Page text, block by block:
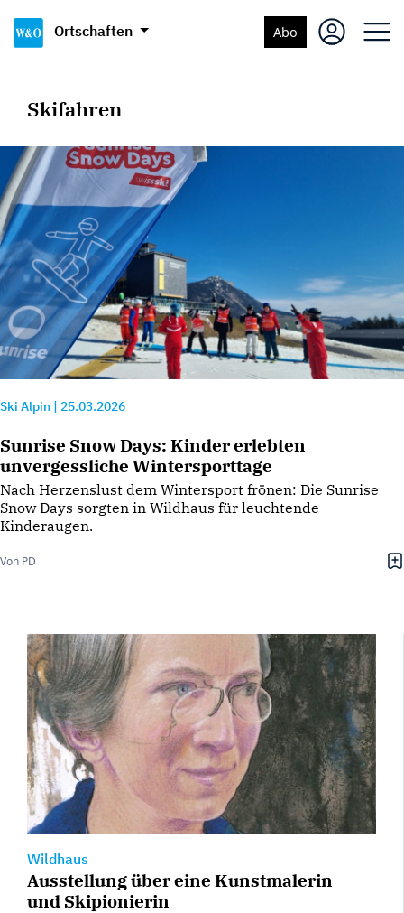
Ortschaften Abo
Skifahren
Ski Alpin 25.03.2026
Sunrise Snow Days: Kinder erlebten
unvergessliche Wintersporttage
Nach Herzenslust dem Wintersport frönen: Die Sunrise
Snow Days sorgten in Wildhaus für leuchtende
Kinderaugen.
Von PD
Wildhaus
Ausstellung über eine Kunstmalerin
und Skipionierin